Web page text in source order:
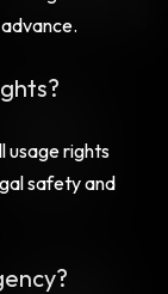
usage rights
safety and